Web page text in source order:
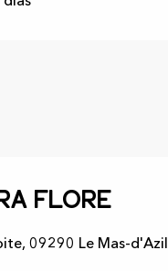
Flore
09290 Le Mas-d'Azil